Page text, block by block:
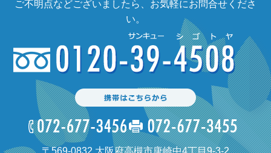
ご不明点などございましたら、お気軽にお問合せくださ
い。
〒569-0832 大阪府高槻市唐崎中4丁目9-3-2